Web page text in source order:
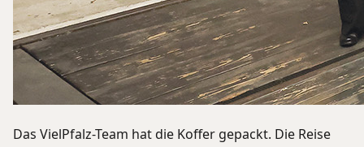
Das VielPfalz-Team hat die Koffer gepackt. Die Reise